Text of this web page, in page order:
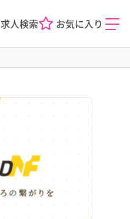
求人検索 お気に入り